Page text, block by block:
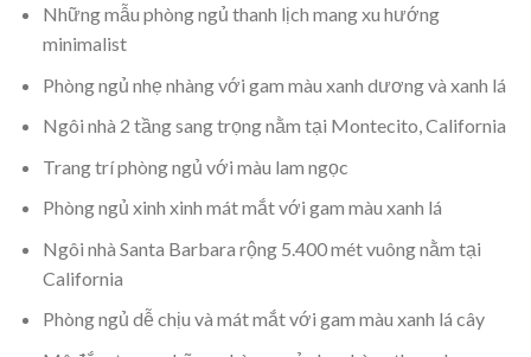
Những mẫu phòng ngủ thanh lịch mang xu hướng
minimalist
Phòng ngủ nhẹ nhàng với gam màu xanh dương và xanh lá
Ngôi nhà 2 tầng sang trọng nằm tại Montecito, California
Trang trí phòng ngủ với màu lam ngọc
Phòng ngủ xinh xinh mát mắt với gam màu xanh lá
Ngôi nhà Santa Barbara rộng 5.400 mét vuông nằm tại
California
Phòng ngủ dễ chịu và mát mắt với gam màu xanh lá cây